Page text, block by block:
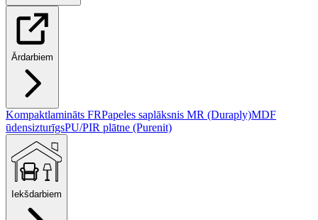
Ārdarbiem
Kompaktlamināts FRPapeles saplāksnis MR (Duraply)MDF
ūdensizturīgsPU/PIR plātne (Purenit)
Iekšdarbiem